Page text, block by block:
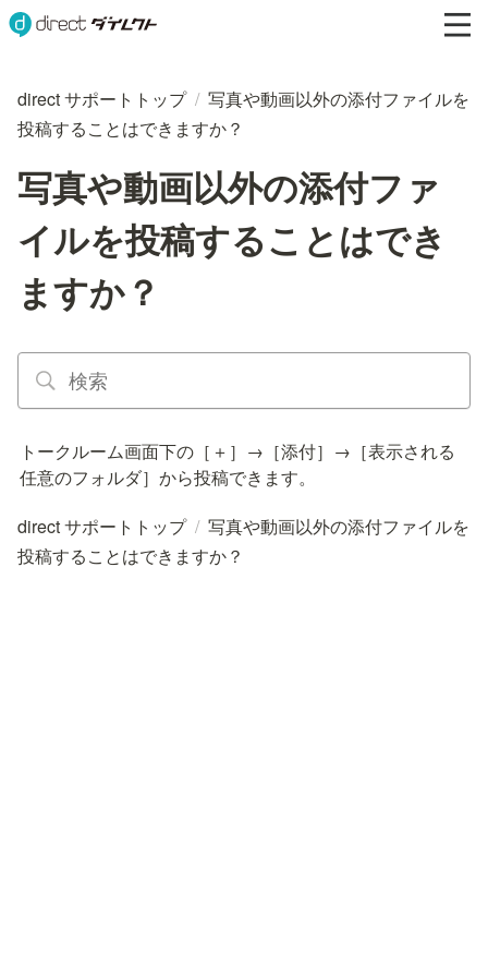
direct サポートトップ / 写真や動画以外の添付ファイルを
投稿することはできますか？
写真や動画以外の添付ファ
イルを投稿することはでき
ますか？
トークルーム画面下の［＋］→［添付］→［表示される
任意のフォルダ］から投稿できます。
direct サポートトップ / 写真や動画以外の添付ファイルを
投稿することはできますか？